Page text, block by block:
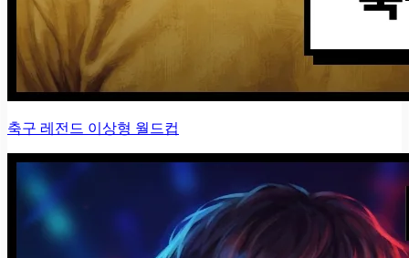
축구 레전드 이상형 월드컵